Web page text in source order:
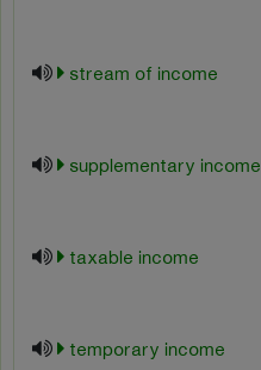
stream of income
supplementary income
taxable income
temporary income